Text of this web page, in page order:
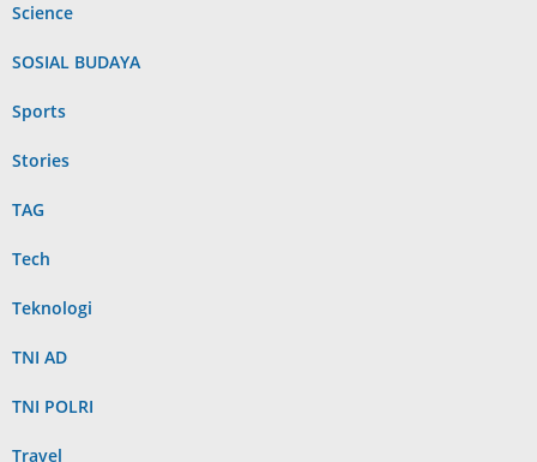
Science
SOSIAL BUDAYA
Sports
Stories
TAG
Tech
Teknologi
TNI AD
TNI POLRI
Travel